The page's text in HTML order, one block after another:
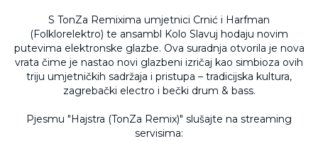
S TonZa Remixima umjetnici Crnić i Harfman
(Folklorelektro) te ansambl Kolo Slavuj hodaju novim
putevima elektronske glazbe. Ova suradnja otvorila je nova
vrata čime je nastao novi glazbeni izričaj kao simbioza ovih
triju umjetničkih sadržaja i pristupa – tradicijska kultura,
zagrebački electro i bečki drum & bass.
Pjesmu "Hajstra (TonZa Remix)" slušajte na streaming
servisima: